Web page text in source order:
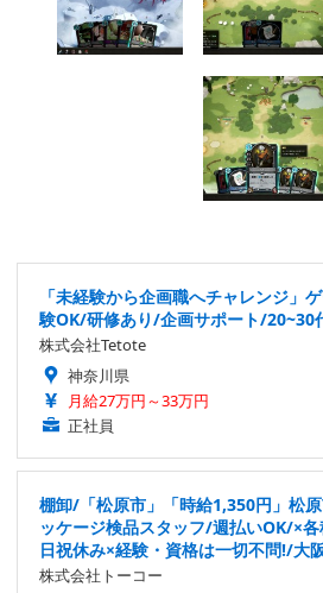
「未経験から企画職へチャレンジ」
験OK/研修あり/企画サポート/20~30
株式会社Tetote
神奈川県
月給27万円～33万円
正社員
棚卸/「松原市」「時給1,350円」松
ッケージ検品スタッフ/週払いOK/×
日祝休み×経験・資格は一切不問!/大
株式会社トーコー